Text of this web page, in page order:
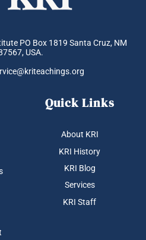
PO Box 1819 Santa Cruz, NM
USA.
Quick Links
About KRI
KRI History
KRI Blog
Services
KRI Staff